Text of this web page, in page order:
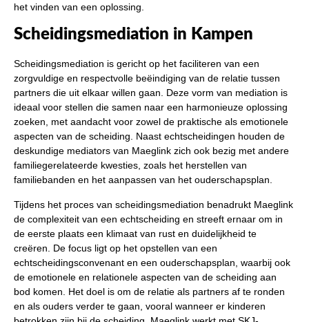
het vinden van een oplossing.
Scheidingsmediation in Kampen
Scheidingsmediation is gericht op het faciliteren van een
zorgvuldige en respectvolle beëindiging van de relatie tussen
partners die uit elkaar willen gaan. Deze vorm van mediation is
ideaal voor stellen die samen naar een harmonieuze oplossing
zoeken, met aandacht voor zowel de praktische als emotionele
aspecten van de scheiding. Naast echtscheidingen houden de
deskundige mediators van Maeglink zich ook bezig met andere
familiegerelateerde kwesties, zoals het herstellen van
familiebanden en het aanpassen van het ouderschapsplan.
Tijdens het proces van scheidingsmediation benadrukt Maeglink
de complexiteit van een echtscheiding en streeft ernaar om in
de eerste plaats een klimaat van rust en duidelijkheid te
creëren. De focus ligt op het opstellen van een
echtscheidingsconvenant en een ouderschapsplan, waarbij ook
de emotionele en relationele aspecten van de scheiding aan
bod komen. Het doel is om de relatie als partners af te ronden
en als ouders verder te gaan, vooral wanneer er kinderen